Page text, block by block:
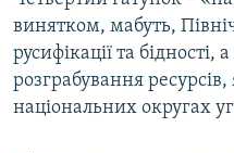
винятком, мабуть,
русифікації та бідності,
розграбування ресурсів,
національних округах